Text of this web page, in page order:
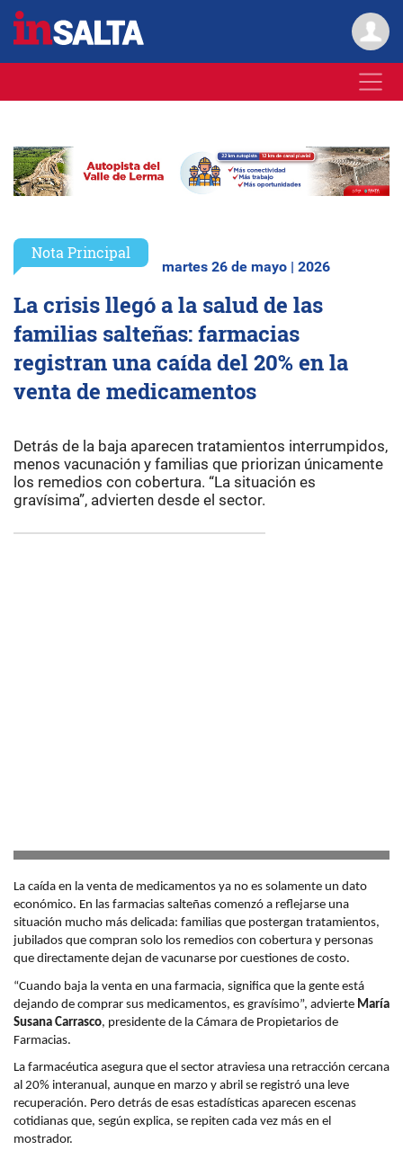
Nota Principal
martes 26 de mayo | 2026
La crisis llegó a la salud de las
familias salteñas: farmacias
registran una caída del 20% en la
venta de medicamentos
Detrás de la baja aparecen tratamientos interrumpidos,
menos vacunación y familias que priorizan únicamente
los remedios con cobertura. “La situación es
gravísima”, advierten desde el sector.
La caída en la venta de medicamentos ya no es solamente un dato
económico. En las farmacias salteñas comenzó a reflejarse una
situación mucho más delicada: familias que postergan tratamientos,
jubilados que compran solo los remedios con cobertura y personas
que directamente dejan de vacunarse por cuestiones de costo.
“Cuando baja la venta en una farmacia, significa que la gente está
dejando de comprar sus medicamentos, es gravísimo”, advierte María
Susana Carrasco, presidente de la Cámara de Propietarios de
Farmacias.
La farmacéutica asegura que el sector atraviesa una retracción cercana
al 20% interanual, aunque en marzo y abril se registró una leve
recuperación. Pero detrás de esas estadísticas aparecen escenas
cotidianas que, según explica, se repiten cada vez más en el
mostrador.